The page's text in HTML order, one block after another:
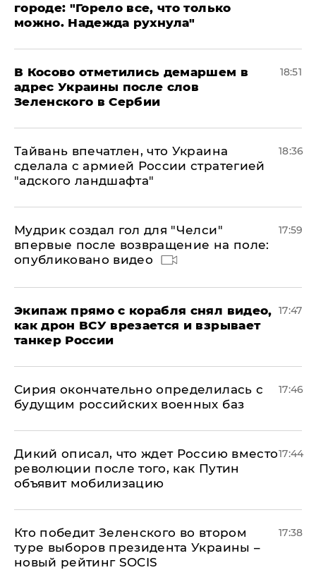
городе: "Горело все, что только
можно. Надежда рухнула"
В Косово отметились демаршем в
адрес Украины после слов
Зеленского в Сербии
18:51
Тайвань впечатлен, что Украина
сделала с армией России стратегией
"адского ландшафта"
18:36
Мудрик создал гол для "Челси"
впервые после возвращение на поле:
опубликовано видео
17:59
Экипаж прямо с корабля снял видео,
как дрон ВСУ врезается и взрывает
танкер России
17:47
Сирия окончательно определилась с
будущим российских военных баз
17:46
Дикий описал, что ждет Россию вместо
революции после того, как Путин
объявит мобилизацию
17:44
Кто победит Зеленского во втором
туре выборов президента Украины –
новый рейтинг SOCIS
17:38